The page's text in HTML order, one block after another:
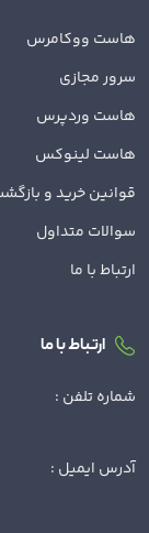
هاست ووکامرس
سرور مجازی
هاست وردپرس
هاست لینوکس
قوانین خرید و
سوالات متداول
ارتباط با ما
ارتباط با ما
شماره تلفن :
آدرس ایمیل :